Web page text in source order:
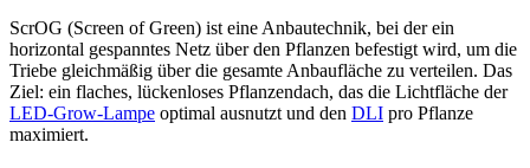
ScrOG (Screen of Green) ist eine Anbautechnik, bei der ein
horizontal gespanntes Netz über den Pflanzen befestigt wird, um die
Triebe gleichmäßig über die gesamte Anbaufläche zu verteilen. Das
Ziel: ein flaches, lückenloses Pflanzendach, das die Lichtfläche der
LED-Grow-Lampe optimal ausnutzt und den DLI pro Pflanze
maximiert.